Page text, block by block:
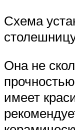
Схема
Она не
имеет